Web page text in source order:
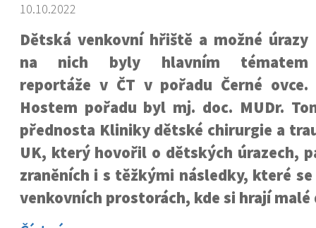
10.10.2022
Dětská venkovní hřiště a možné úrazy
na nich byly hlavním tématem
reportáže v ČT v pořadu Černé ovce.
Hostem pořadu byl mj. doc. MUDr.
přednosta Kliniky dětské chirurgie a
UK, který hovořil o dětských úrazech,
zraněních i s těžkými následky, které
venkovních prostorách, kde si hrají malé